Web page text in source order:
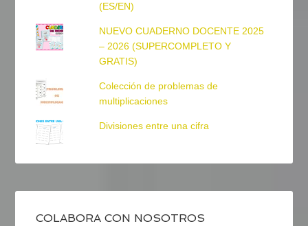
(ES/EN)
NUEVO CUADERNO DOCENTE 2025
– 2026 (SUPERCOMPLETO Y
GRATIS)
Colección de problemas de
multiplicaciones
Divisiones entre una cifra
COLABORA CON NOSOTROS